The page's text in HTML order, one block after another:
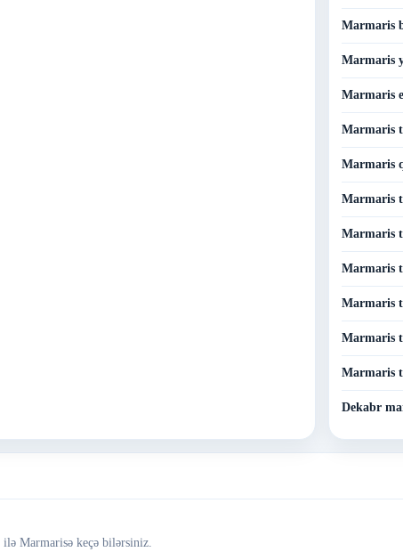
Marmaris
Marmaris
Marmaris
Marmaris
Marmaris
Marmaris
Marmaris
Marmaris
Marmaris
Marmaris
Marmaris
Dekabr
ilə Marmarisə keçə bilərsiniz.